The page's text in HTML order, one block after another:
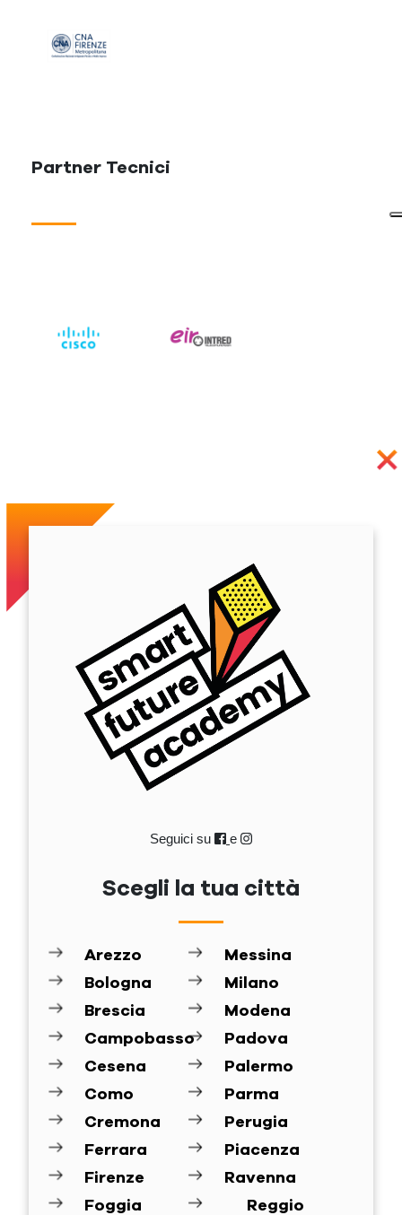
Partner Tecnici
Seguici su e
Scegli la tua città
Arezzo
Bologna
Brescia
Campobasso
Cesena
Como
Cremona
Ferrara
Firenze
Foggia
Messina
Milano
Modena
Padova
Palermo
Parma
Perugia
Piacenza
Ravenna
Reggio